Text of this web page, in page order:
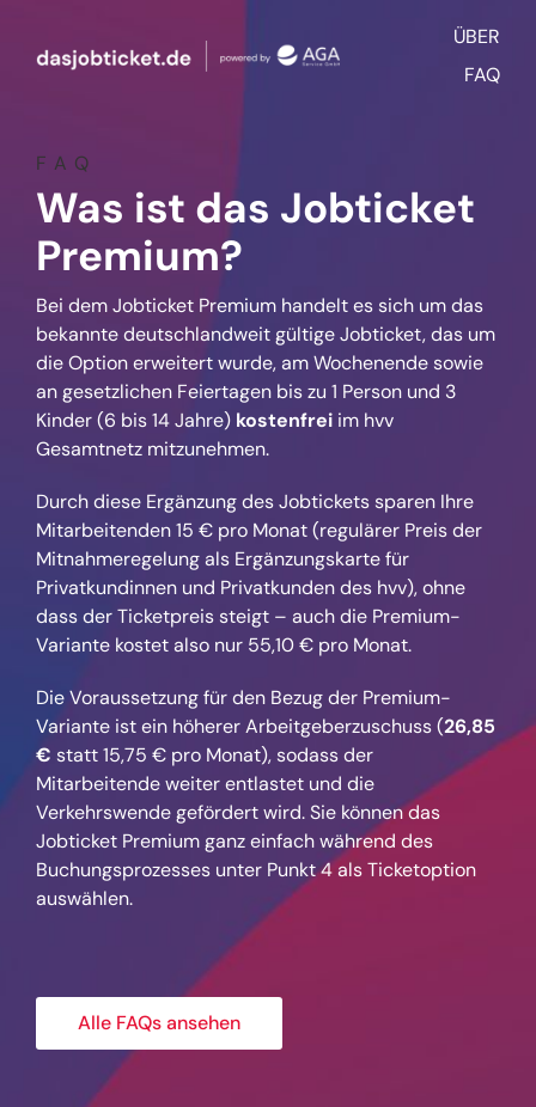
springen
ÜBER
FAQ
FAQ
Was ist das Jobticket
Premium?
Bei dem Jobticket Premium handelt es sich um das
bekannte deutschlandweit gültige Jobticket, das um
die Option erweitert wurde, am Wochenende sowie
an gesetzlichen Feiertagen bis zu 1 Person und 3
Kinder (6 bis 14 Jahre) kostenfreiim hvv
Gesamtnetz mitzunehmen.
Durch diese Ergänzung des Jobtickets sparen Ihre
Mitarbeitenden 15 € pro Monat (regulärer Preis der
Mitnahmeregelung als Ergänzungskarte für
Privatkundinnen und Privatkunden des hvv), ohne
dass der Ticketpreis steigt – auch die Premium-
Variante kostet also nur 55,10 € pro Monat.
Die Voraussetzung für den Bezug der Premium-
Variante ist ein höherer Arbeitgeberzuschuss (26,85
€ statt 15,75 € pro Monat), sodass der
Mitarbeitende weiter entlastet und die
Verkehrswende gefördert wird. Sie können das
Jobticket Premium ganz einfach während des
Buchungsprozesses unter Punkt 4 als Ticketoption
auswählen.
Alle FAQs ansehen